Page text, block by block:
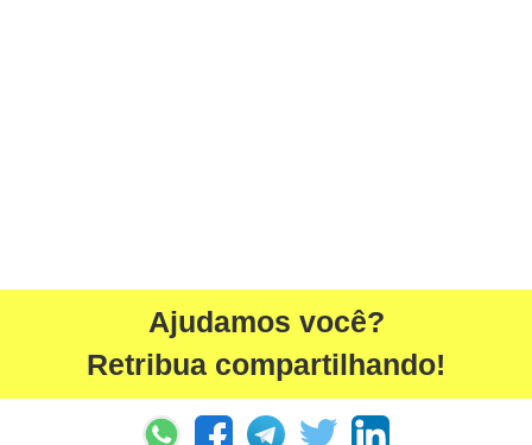
Ajudamos você?
Retribua compartilhando!